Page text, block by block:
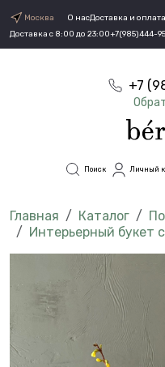
Москва О насДоставка и оплата
Доставка с 8:00 до 23:00+7(985)444-
+7
Поиск Личный
Каталог
Интерьерный букет